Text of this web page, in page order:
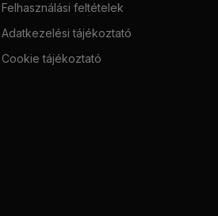
Felhasználási feltételek
Adatkezelési tájékoztató
Cookie tájékoztató